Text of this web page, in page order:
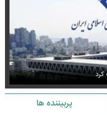
پربیننده ها